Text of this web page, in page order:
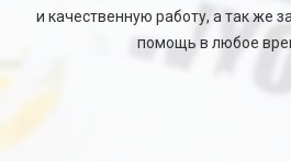
и качественную работу, а так же
помощь в любое